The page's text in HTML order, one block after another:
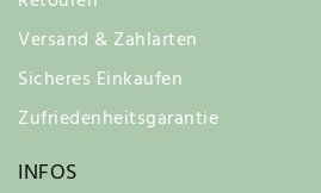
Versand & Zahlarten
Sicheres Einkaufen
Zufriedenheitsgarantie
INFOS